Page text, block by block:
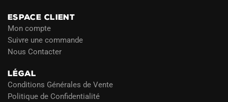
ESPACE CLIENT
Mon compte
Suivre une commande
Nous Contacter
LÉGAL
Conditions Générales de Vente
Politique de Confidentialité